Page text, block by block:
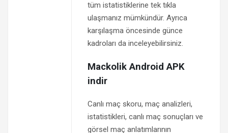
tüm istatistiklerine tek tıkla
ulaşmanız mümkündür. Ayrıca
karşılaşma öncesinde günce
kadroları da inceleyebilirsiniz.
Mackolik Android APK
indir
Canlı maç skoru, maç analizleri,
istatistikleri, canlı maç sonuçları ve
görsel maç anlatımlarının